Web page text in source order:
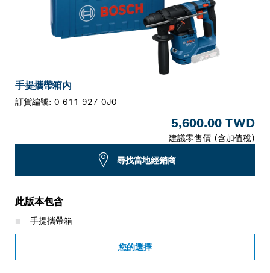
手提攜帶箱內
訂貨編號: 0 611 927 0J0
5,600.00 TWD
建議零售價 (含加值稅)
尋找當地經銷商
此版本包含
手提攜帶箱
您的選擇